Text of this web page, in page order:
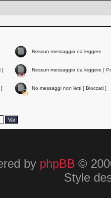
Nessun messaggio da leggere
] Nessun messaggio da leggere [
No messaggi non letti [ Bloccati ]
by phpBB ©
Style